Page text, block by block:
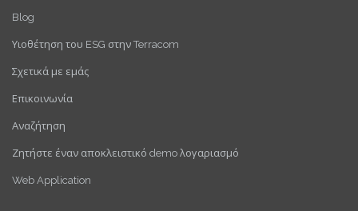
Blog
Υιοθέτηση του ESG στην Terracom
Σχετικά με εμάς
Επικοινωνία
Αναζήτηση
Ζητήστε έναν αποκλειστικό demo λογαριασμό
Web Application